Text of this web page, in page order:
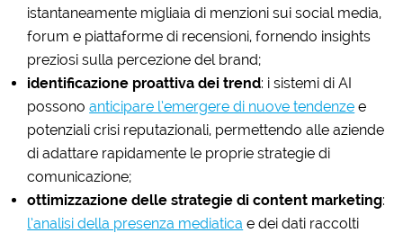
istantaneamente migliaia di menzioni sui social media,
forum e piattaforme di recensioni, fornendo insights
preziosi sulla percezione del brand;
identificazione proattiva dei trend: i sistemi di AI
possonoanticipare l’emergere di nuove tendenze e
potenziali crisi reputazionali, permettendo alle aziende
di adattare rapidamente le proprie strategie di
comunicazione;
ottimizzazione delle strategie di content marketing:
l’analisi della presenza mediatica e dei dati raccolti